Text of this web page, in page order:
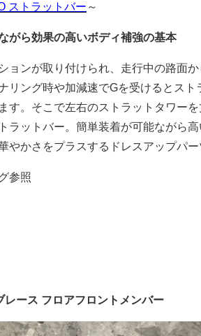
ストラットバー ～
がら効果の高いボディ補強の基本
ョンが取り付けられ、走行中の路面
リング時や加減速でGを受けるとス
す。そこで左右のストラットタワー
ラットバー。簡単装着が可能ながら
やかさをプラスするドレスアップパー
参照
レース フロアフロントメンバー